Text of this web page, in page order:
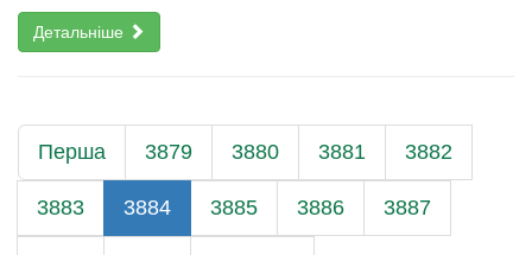
Детальніше
Перша 3879 3880 3881 3882
3883 3884 3885 3886 3887